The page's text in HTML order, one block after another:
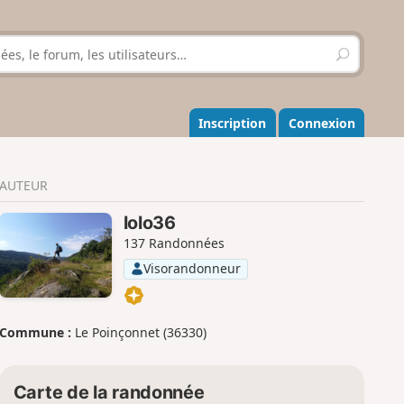
R
e
h
e
r
r
Inscription Connexion
AUTEUR
lolo36
137 Randonnées
Visorandonneur
Commune : Le Poinçonnet (36330)
Carte de la randonnée